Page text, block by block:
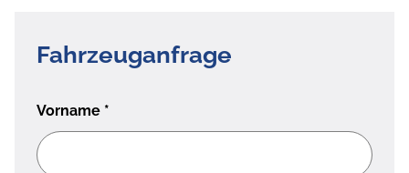
Fahrzeuganfrage
Vorname *